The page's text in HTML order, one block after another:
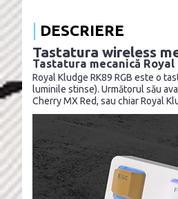
DESCRIERE
Tastatura wireless
Tastatura mecanică Royal
Royal Kludge RK89 RGB este o
luminile stinse). Următorul său
Cherry MX Red, sau chiar Royal